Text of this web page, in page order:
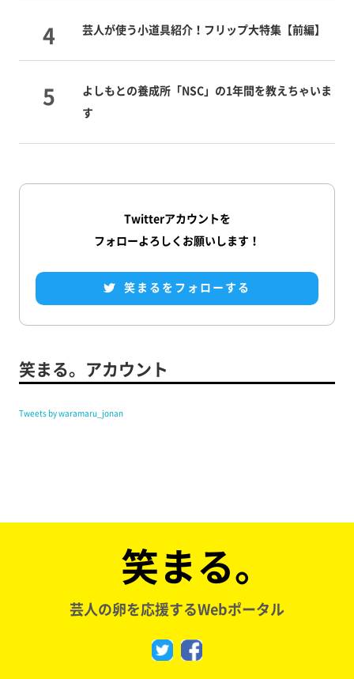
芸人が使う小道具紹介！フリップ大特集【前編】
よしもとの養成所「NSC」の1年間を教えちゃいま
す
Twitterアカウントを
フォローよろしくお願いします！
笑まるをフォローする
笑まる。アカウント
Tweets by waramaru_jonan
笑まる。
芸人の卵を応援するWebポータル